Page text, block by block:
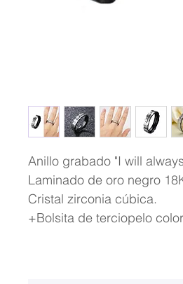
Anillo grabado "I will
Laminado de oro negro
Cristal zirconia cúbica.
+Bolsita de terciopelo